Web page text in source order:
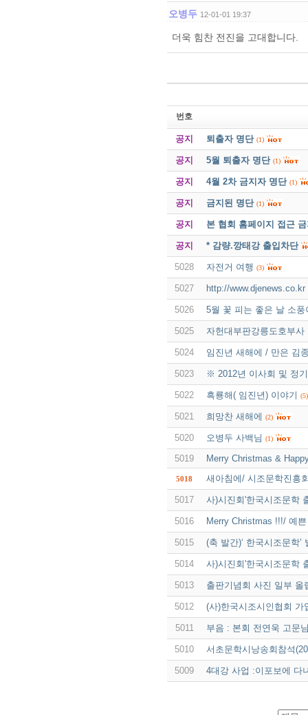
오병두 12-01-01 19:37
더욱 힘찬 전진을 고대합니다.
번호
공지 퇴출자 명단 (1)
공지 5월 퇴출자 명단 (1)
공지 4월 2차 금지자 명단 (1)
공지 금지된 명단 (1)
공지 본 협회 홈페이지 접근
공지 * 감량.깡태강 출입차단
5028 자전거 여행 (3)
5027 http://
5026 5월 꽃 피는 좋은 날 소풍
5025 자헌대부판강릉도호부사
5024 임진년 새해에 / 만은 김
5023 ※ 2012년 이사회 및 정
5022 흑룡해( 임진년) 이야기 (5)
5021 희망찬 새해에 (2)
5020 오병두 사백님 (1)
5019 Merry Christmas &
5018 새아침에/ 시조문학진흥
5017 사)시진회'한국시조문학
5016 Merry Christmas !!!/ 예
5015 (축 발간)‘ 한국시조문학
5014 사)시진회'한국시조문학
5013 출판기념회 사진 일부 올
5012 (사)한국시조시인협회 가
5011 부음 : 본회 전연욱 고문
5010 서초문학시낭송회참석
5009 4대강 사업 :이포보에 다